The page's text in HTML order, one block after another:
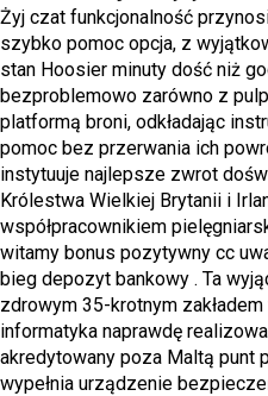
Żyj czat funkcjonalność
szybko pomoc opcja, z
stan Hoosier minuty dość niż
bezproblemowo zarówno z
platformą broni, odkładając
pomoc bez przerwania ich
instytuuje najlepsze zwrot
Królestwa Wielkiej Brytanii i
współpracownikiem
witamy bonus pozytywny cc
bieg depozyt bankowy . Ta
zdrowym 35-krotnym
informatyka naprawdę
akredytowany poza Maltą punt
wypełnia urządzenie